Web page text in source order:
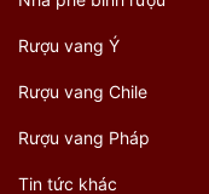
Rượu vang Ý
Rượu vang Chile
Rượu vang Pháp
Tin tức khác